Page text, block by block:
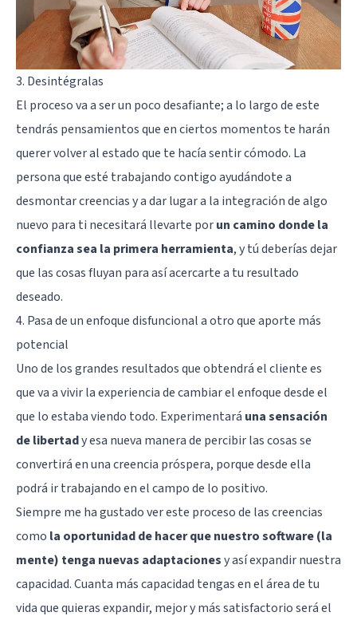
3. Desintégralas
El proceso va a ser un poco desafiante; a lo largo de este
tendrás pensamientos que en ciertos momentos te harán
querer volver alestado que te hacía sentir cómodo. La
persona que esté trabajando contigo ayudándote a
desmontar creencias y a dar lugar a la integración de algo
nuevo para ti necesitará llevarte porun camino donde la
confianza sea la primera herramienta, y tú deberías dejar
que las cosas fluyan para así acercarte a tu resultado
deseado.
4. Pasa de un enfoque disfuncional a otro que aporte más
potencial
Uno de los grandes resultados que obtendrá el cliente es
que va a vivir la experiencia de cambiar el enfoque desde el
que lo estaba viendo todo. Experimentará una sensación
de libertady esa nueva manera de percibir las cosas se
convertirá en una creencia próspera, porque desde ella
podrá ir trabajando en el campo de lo positivo.
Siempre me ha gustado ver este proceso de las creencias
como la oportunidad de hacer que nuestro software (la
mente) tenga nuevas adaptacionesy así expandir nuestra
capacidad. Cuanta más capacidad tengas en el área de tu
vida que quieras expandir, mejor y más satisfactorio será el